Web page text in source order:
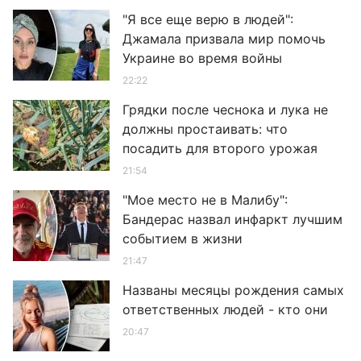
"Я все еще верю в людей":
Джамала призвала мир помочь
Украине во время войны
22:22
Грядки после чеснока и лука не
должны простаивать: что
посадить для второго урожая
21:54
"Мое место не в Малибу":
Бандерас назвал инфаркт лучшим
событием в жизни
21:47
Названы месяцы рождения самых
ответственных людей - кто они
20:47